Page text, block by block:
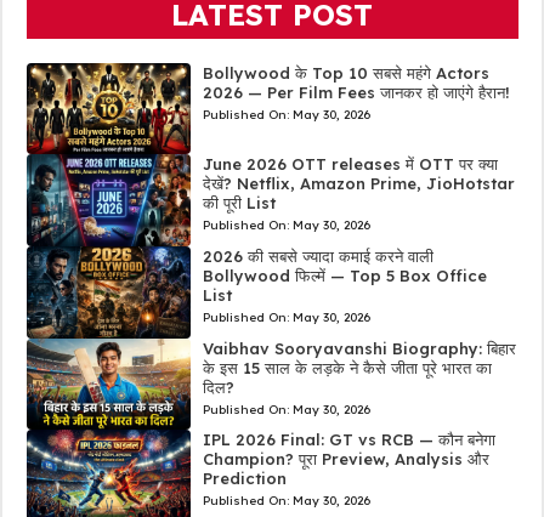
LATEST POST
Bollywood के Top 10 सबसे महंगे Actors
2026 — Per Film Fees जानकर हो जाएंगे हैरान!
Published On: May 30, 2026
June 2026 OTT releases में OTT पर क्या
देखें? Netflix, Amazon Prime, JioHotstar
की पूरी List
Published On: May 30, 2026
2026 की सबसे ज्यादा कमाई करने वाली
Bollywood फिल्में — Top 5 Box Office
List
Published On: May 30, 2026
Vaibhav Sooryavanshi Biography: बिहार
के इस 15 साल के लड़के ने कैसे जीता पूरे भारत का
दिल?
Published On: May 30, 2026
IPL 2026 Final: GT vs RCB — कौन बनेगा
Champion? पूरा Preview, Analysis और
Prediction
Published On: May 30, 2026